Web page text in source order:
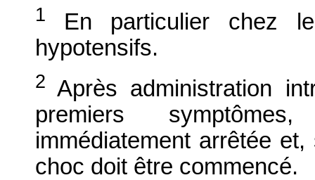
1 En particulier chez
hypotensifs.
2 Après administration
premiers
immédiatement arrêtée
choc doit être commencé.